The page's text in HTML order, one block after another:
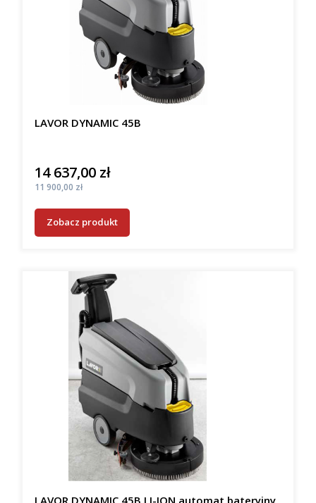
LAVOR DYNAMIC 45B
Cena
14 637,00 zł
Cena
11 900,00 zł
Zobacz produkt
LAVOR DYNAMIC 45B LI-ION automat bateryjny